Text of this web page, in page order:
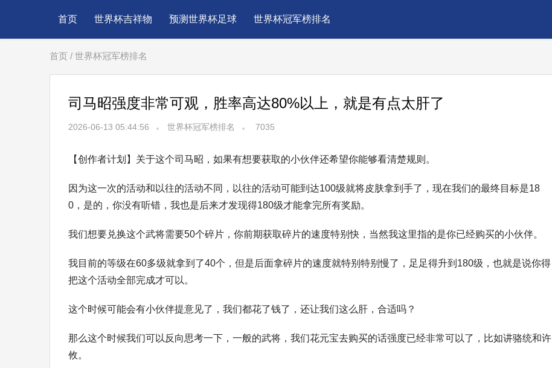
首页 世界杯吉祥物 预测世界杯足球 世界杯冠军榜排名
首页 / 世界杯冠军榜排名
司马昭强度非常可观，胜率高达80%以上，就是有点太肝了
2026-06-13 05:44:56 世界杯冠军榜排名 7035
【创作者计划】关于这个司马昭，如果有想要获取的小伙伴还希望你能够看清楚规则。
因为这一次的活动和以往的活动不同，以往的活动可能到达100级就将皮肤拿到手了，现在我们的最终目标是18
0，是的，你没有听错，我也是后来才发现得180级才能拿完所有奖励。
我们想要兑换这个武将需要50个碎片，你前期获取碎片的速度特别快，当然我这里指的是你已经购买的小伙伴。
我目前的等级在60多级就拿到了40个，但是后面拿碎片的速度就特别特别慢了，足足得升到180级，也就是说你得
把这个活动全部完成才可以。
这个时候可能会有小伙伴提意见了，我们都花了钱了，还让我们这么肝，合适吗？
那么这个时候我们可以反向思考一下，一般的武将，我们花元宝去购买的话强度已经非常可以了，比如讲骆统和许
攸。